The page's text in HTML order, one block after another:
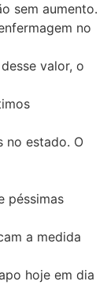
sem aumento.
no
valor, o
no estado. O
péssimas
a medida
hoje em dia